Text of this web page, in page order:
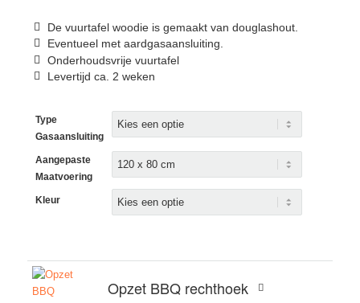
De vuurtafel woodie is gemaakt van douglashout.
Eventueel met aardgasaansluiting.
Onderhoudsvrije vuurtafel
Levertijd ca. 2 weken
Type
Gasaansluiting
Aangepaste
Maatvoering
Kleur
Opzet BBQ rechthoek